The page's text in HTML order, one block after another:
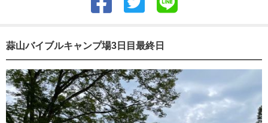
蒜山バイブルキャンプ場3日目最終日